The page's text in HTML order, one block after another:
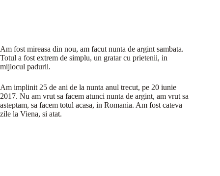
Am fost mireasa din nou, am facut nunta de argint sambata.
Totul a fost extrem de simplu, un gratar cu prietenii, in
mijlocul padurii.
Am implinit 25 de ani de la nunta anul trecut, pe 20 iunie
2017. Nu am vrut sa facem atunci nunta de argint, am vrut sa
asteptam, sa facem totul acasa, in Romania. Am fost cateva
zile la Viena, si atat.